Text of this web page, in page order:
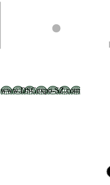
www.DSCexpo-SZ.com